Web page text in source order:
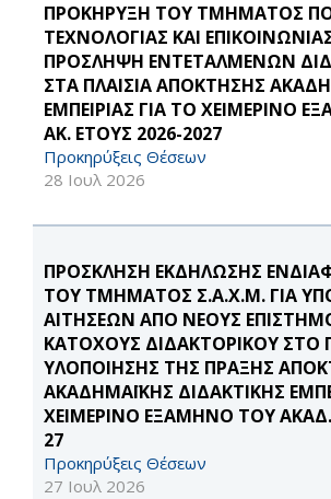
ΠΡΟΚΗΡΥΞΗ ΤΟΥ ΤΜΗΜΑΤΟΣ
ΤΕΧΝΟΛΟΓΙΑΣ ΚΑΙ
ΠΡΟΣΛΗΨΗ ΕΝΤΕΤΑΛΜΕΝΩΝ
ΣΤΑ ΠΛΑΙΣΙΑ ΑΠΟΚΤΗΣΗΣ
ΕΜΠΕΙΡΙΑΣ ΓΙΑ ΤΟ ΧΕΙΜΕΡΙΝΟ
ΑΚ. ΕΤΟΥΣ 2026-2027
Προκηρύξεις Θέσεων
28 Ιουλ 2026
ΠΡΟΣΚΛΗΣΗ ΕΚΔΗΛΩΣΗΣ
ΤΟΥ ΤΜΗΜΑΤΟΣ Σ.Α.Χ.Μ. ΓΙΑ
ΑΙΤΗΣΕΩΝ ΑΠΟ ΝΕΟΥΣ
ΚΑΤΟΧΟΥΣ ΔΙΔΑΚΤΟΡΙΚΟΥ ΣΤΟ
ΥΛΟΠΟΙΗΣΗΣ ΤΗΣ ΠΡΑΞΗΣ
ΑΚΑΔΗΜΑΪΚΗΣ ΔΙΔΑΚΤΙΚΗΣ
ΧΕΙΜΕΡΙΝΟ ΕΞΑΜΗΝΟ ΤΟΥ ΑΚΑΔ.
27
Προκηρύξεις Θέσεων
27 Ιουλ 2026